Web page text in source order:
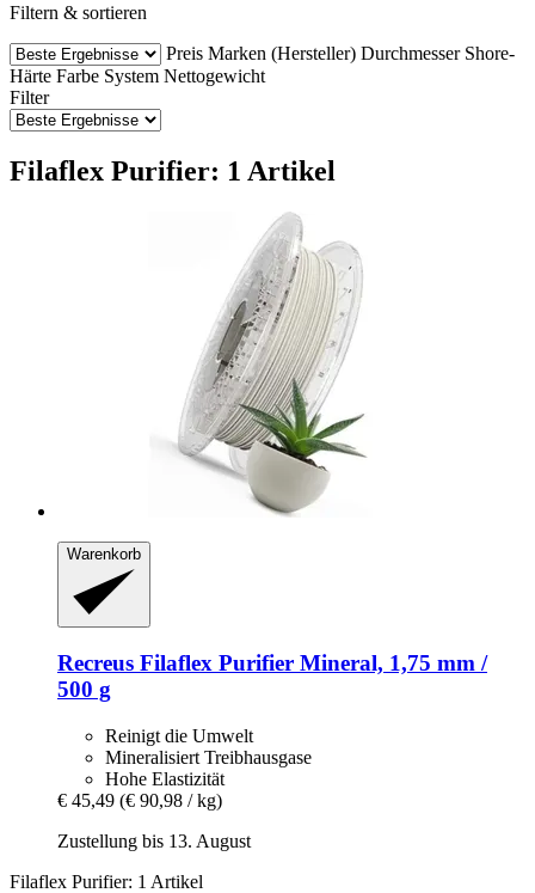
Filtern & sortieren
Preis Marken (Hersteller) Durchmesser Shore-
Härte Farbe System Nettogewicht
Filter
Filaflex Purifier: 1 Artikel
Warenkorb
Recreus Filaflex Purifier Mineral, 1,75 mm /
500 g
Reinigt die Umwelt
Mineralisiert Treibhausgase
Hohe Elastizität
€ 45,49 (€ 90,98 / kg)
Zustellung bis 13. August
Filaflex Purifier: 1 Artikel